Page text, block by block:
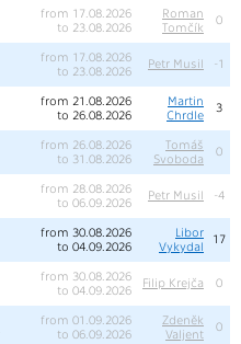
from 17.08.2026
to 23.08.2026
Roman
Tomčík
0
from 17.08.2026
to 23.08.2026
Petr Musil -1
from 21.08.2026
to 26.08.2026
Martin
Chrdle
3
from 26.08.2026
to 31.08.2026
Tomáš
Svoboda
0
from 28.08.2026
to 06.09.2026
Petr Musil -4
from 30.08.2026
to 04.09.2026
Libor
Vykydal
17
from 30.08.2026
to 04.09.2026
Filip Krejča 0
from 01.09.2026
to 06.09.2026
Zdeněk
Valjent
0